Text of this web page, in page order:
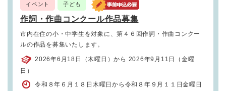
イベント 子ども
作詞・作曲コンクール作品募集
市内在住の小・中学生を対象に、第４６回作詞・作曲コンクー
ルの作品を募集いたします。
2026年6月18日（木曜日）から 2026年9月11日（金曜
日）
令和８年６月１８日木曜日から令和８年９月１１日金曜日